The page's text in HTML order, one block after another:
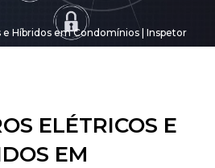
e Híbridos em Condomínios | Inspetor
ELÉTRICOS E
EM